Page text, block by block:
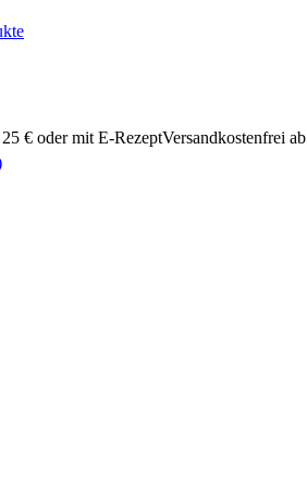
€ oder mit E-RezeptVersandkostenfrei